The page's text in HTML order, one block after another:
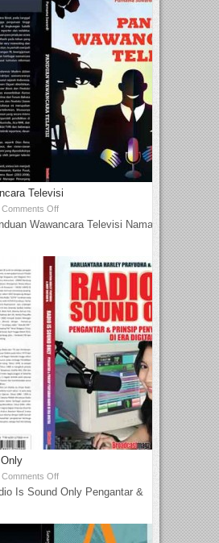
Televisi
Comments Off
Wawancara Televisi Nama
Comments Off
Is Sound Only Pengantar &